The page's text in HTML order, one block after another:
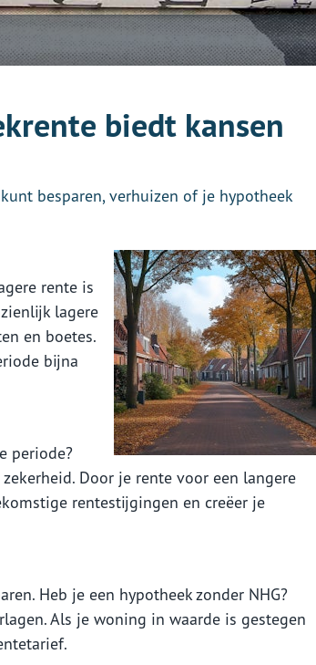
biedt kansen
besparen, verhuizen of je hypotheek
rente is
lagere
en boetes.
bijna
periode?
Door je rente voor een langere
rentestijgingen en creëer je
Heb je een hypotheek zonder NHG?
Als je woning in waarde is gestegen